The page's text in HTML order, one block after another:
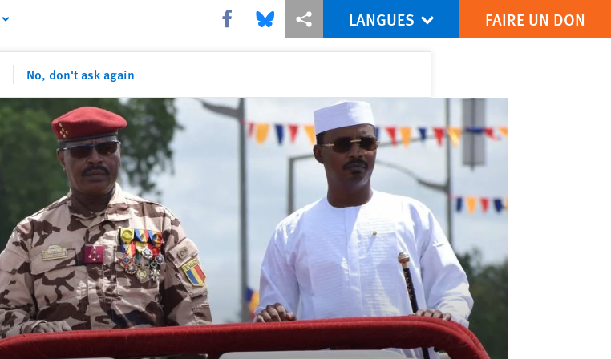
Share this via Facebook
Share this via Bluesky
Share this via Partagez
LANGUES FAIRE UN DON
No, don't ask again